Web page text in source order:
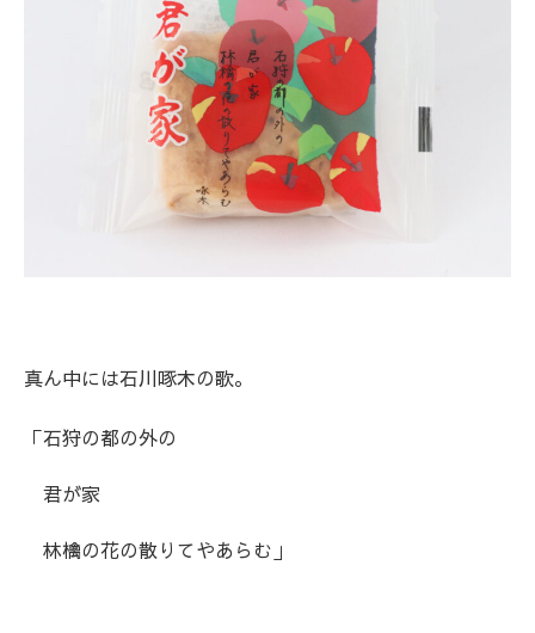
真ん中には石川啄木の歌。
「石狩の都の外の
君が家
林檎の花の散りてやあらむ」